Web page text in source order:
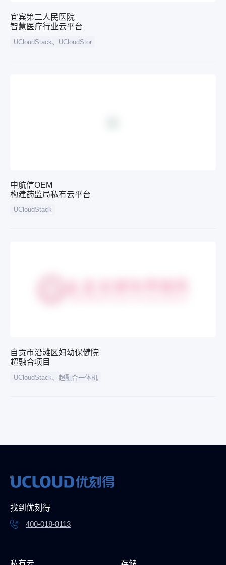
宜宾第二人民医院
智慧医疗行业云平台
UCloudStack、UCloudStor
中航信OEM
构建药监局私有云平台
UCloudStack
自贡市沿滩区妇幼保健院
超融合项目
UCloudStack、超融合一体机
找到优刻得
400-018-8113